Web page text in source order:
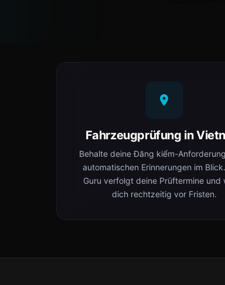
Fahrzeugprüfung in
Behalte deine Đăng kiểm-
automatischen Erinnerungen im
Guru verfolgt deine Prüftermine und
dich rechtzeitig vor Fristen.